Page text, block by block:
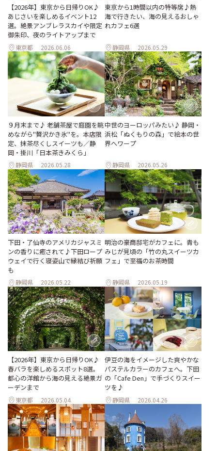
【2026年】東京から日帰りOK♪
あじさいを楽しめるイベント12
選。絶景アンブレラスカイや限定
御朱印、夜のライトアップまで
東京都 2026.06.06
東京から1時間以内の特等席♪熱
海で行きたい、海の見えるおしゃ
れカフェ6選
静岡県 2026.05.29
９月末まで♪ 老舗茶屋で庭園を眺
めながら"贅沢かき氷"を。本店限
定、抹茶尽くしスイーツも／静
岡・掛川「日本茶きみくら」
静岡県 2026.05.28
中世のヨーロッパみたい♪ 静岡・
浜松「ぬくもりの森」で絵本の世
界へワープ
静岡県 2026.05.26
下田・了仙寺のアメリカジャスミ
ンの香りに癒されて♪下田ロープ
ウェイで行く寝姿山で縁結び祈願
も
静岡県 2026.05.22
明治の豪商邸宅がカフェに。青も
みじが見頃の「竹の丸スイーツカ
フェ」で至福のお茶時間
静岡県 2026.05.19
【2026年】東京から日帰りOK♪
春バラを楽しめるスポット8選。
都心の洋館から海の見える絶景ガ
ーデンまで
東京都 2026.05.04
伊豆の海をイメージした爽やかな
パステルカラーのカフェへ。下田
の「Cafe Den」で手づくりスイー
ツを♪
静岡県 2026.04.26